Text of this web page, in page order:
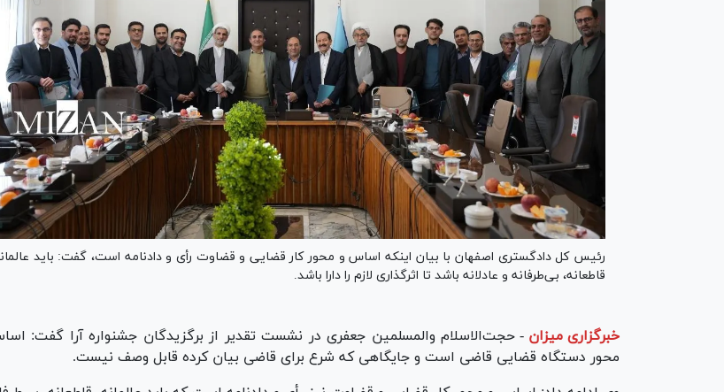
رئیس کل دادگستری اصفهان با بیان اینکه اساس و محور کار قضایی و قضاوت رأی و دادنامه است، گفت: باید
قاطعانه، بی‌طرفانه و عادلانه باشد تا اثرگذاری لازم را دارا باشد.
خبرگزاری میزان - حجت‌الاسلام والمسلمین جعفری در نشست تقدیر از برگزیدگان جشنواره آرا گفت:
محور دستگاه قضایی قاضی است و جایگاهی که شرع برای قاضی بیان کرده قابل وصف نیست.